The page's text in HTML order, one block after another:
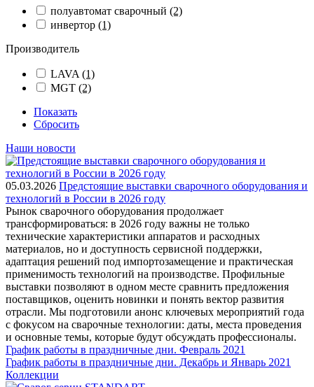
полуавтомат сварочный (2)
инвертор (1)
Производитель
LAVA (1)
MGT (2)
Показать
Сбросить
Наши новости
05.03.2026 Предстоящие выставки сварочного оборудования и
технологий в России в 2026 году
Рынок сварочного оборудования продолжает
трансформироваться: в 2026 году важны не только
технические характеристики аппаратов и расходных
материалов, но и доступность сервисной поддержки,
адаптация решений под импортозамещение и практическая
применимость технологий на производстве. Профильные
выставки позволяют в одном месте сравнить предложения
поставщиков, оценить новинки и понять вектор развития
отрасли. Мы подготовили анонс ключевых мероприятий года
с фокусом на сварочные технологии: даты, места проведения
и основные темы, которые будут обсуждать профессионалы.
График работы в праздничные дни. Февраль 2021
График работы в праздничные дни. Декабрь и Январь 2021
Коллекции